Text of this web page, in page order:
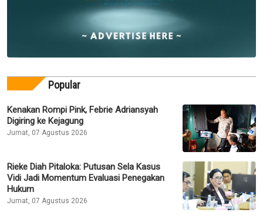
Popular
Kenakan Rompi Pink, Febrie Adriansyah
Digiring ke Kejagung
Jumat, 07 Agustus 2026
Rieke Diah Pitaloka: Putusan Sela Kasus
Vidi Jadi Momentum Evaluasi Penegakan
Hukum
Jumat, 07 Agustus 2026